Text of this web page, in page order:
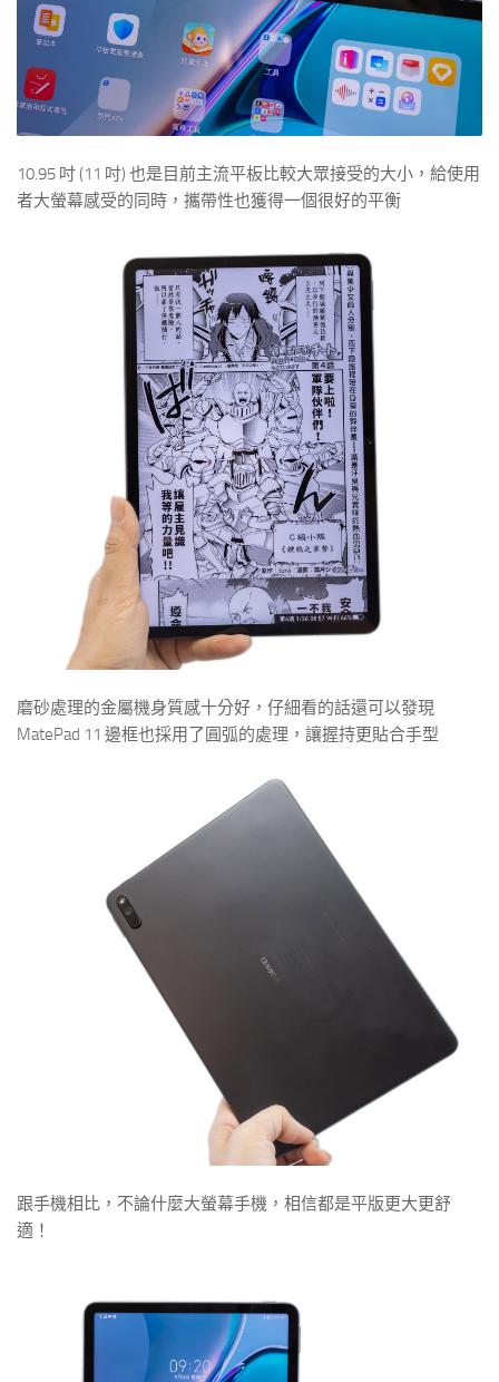
10.95 吋 (11 吋) 也是目前主流平板比較大眾接受的大小，給使用
者大螢幕感受的同時，攜帶性也獲得一個很好的平衡
磨砂處理的金屬機身質感十分好，仔細看的話還可以發現
MatePad 11 邊框也採用了圓弧的處理，讓握持更貼合手型
跟手機相比，不論什麼大螢幕手機，相信都是平版更大更舒
適！